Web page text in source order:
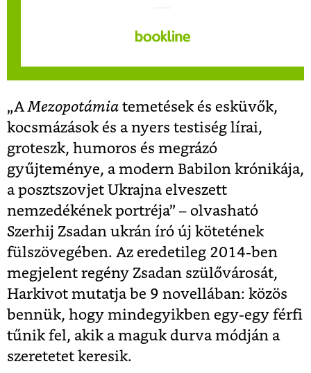
„A Mezopotámia temetések és esküvők,
kocsmázások és a nyers testiség lírai,
groteszk, humoros és megrázó
gyűjteménye, a modern Babilon krónikája,
a posztszovjet Ukrajna elveszett
nemzedékének portréja” – olvasható
Szerhij Zsadan ukrán író új kötetének
fülszövegében. Az eredetileg 2014-ben
megjelent regény Zsadan szülővárosát,
Harkivot mutatja be 9 novellában: közös
bennük, hogy mindegyikben egy-egy férfi
tűnik fel, akik a maguk durva módján a
szeretetet keresik.